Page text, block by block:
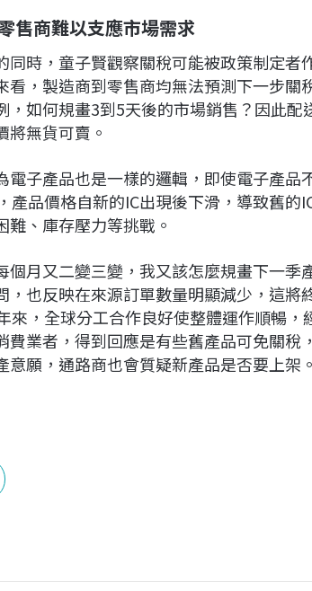
售商難以支應市場需求
同時，童子賢觀察關稅可能被政策制定者
看，製造商到零售商均無法預測下一步關
，如何規畫3到5天後的市場銷售？因此配
將無貨可賣。
電子產品也是一樣的邏輯，即使電子產品
產品價格自新的IC出現後下滑，導致舊的
、庫存壓力等挑戰。
個月又二變三變，我又該怎麼規畫下一季
，也反映在來源訂單數量明顯減少，這將
來，全球分工合作良好使整體運作順暢，
費業者，得到回應是有些舊產品可免關稅
願，通路商也會質疑新產品是否要上架。